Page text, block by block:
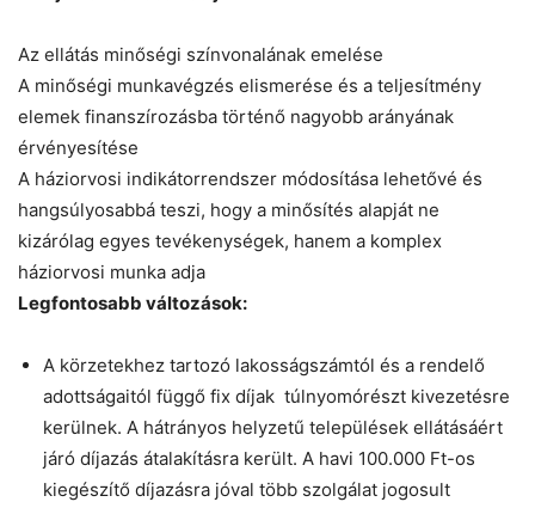
Az ellátás minőségi színvonalának emelése
A minőségi munkavégzés elismerése és a teljesítmény
elemek finanszírozásba történő nagyobb arányának
érvényesítése
A háziorvosi indikátorrendszer módosítása lehetővé és
hangsúlyosabbá teszi, hogy a minősítés alapját ne
kizárólag egyes tevékenységek, hanem a komplex
háziorvosi munka adja
Legfontosabb változások:
A körzetekhez tartozó lakosságszámtól és a rendelő
adottságaitól függő fix díjak túlnyomórészt kivezetésre
kerülnek. A hátrányos helyzetű települések ellátásáért
járó díjazás átalakításra került. A havi 100.000 Ft-os
kiegészítő díjazásra jóval több szolgálat jogosult